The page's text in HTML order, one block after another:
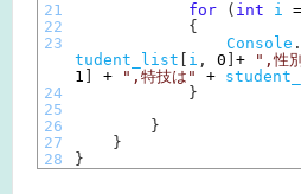
21
22
23
24
25
26
27
28
for
( int i =
{
Console .
tudent_list
i , 0 + ",性
1
+ ",特技は" +
}
}
}
}